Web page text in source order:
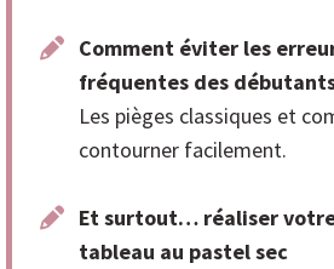
Comment éviter les
fréquentes des
Les pièges classiques et
contourner facilement.
Et surtout… réaliser
tableau au pastel sec